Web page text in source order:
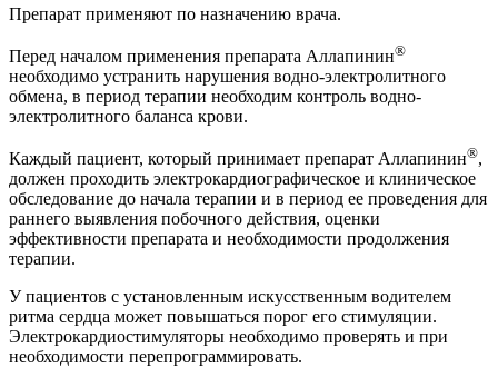
Препарат применяют по назначению врача.
Перед началом применения препарата Аллапинин®
необходимо устранить нарушения водно-электролитного
обмена, в период терапии необходим контроль водно-
электролитного баланса крови.
Каждый пациент, который принимает препарат Аллапинин®,
должен проходить электрокардиографическое и клиническое
обследование до начала терапии и в период ее проведения для
раннего выявления побочного действия, оценки
эффективности препарата и необходимости продолжения
терапии.
У пациентов с установленным искусственным водителем
ритма сердца может повышаться порог его стимуляции.
Электрокардиостимуляторы необходимо проверять и при
необходимости перепрограммировать.